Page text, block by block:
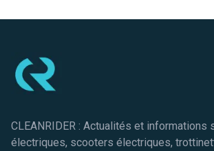
CLEANRIDER : Actualités et informations
électriques, scooters électriques,